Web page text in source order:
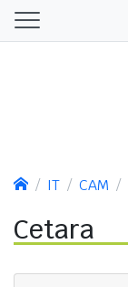
IT CAM
Cetara